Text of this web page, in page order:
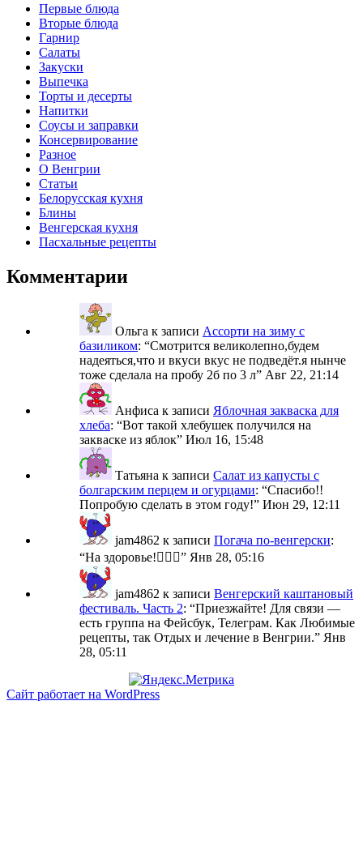
Первые блюда
Вторые блюда
Гарнир
Салаты
Закуски
Выпечка
Торты и десерты
Напитки
Соусы и заправки
Консервирование
Разное
О Венгрии
Статьи
Белорусская кухня
Блины
Венгерская кухня
Пасхальные рецепты
Комментарии
Ольга к записи Ассорти на зиму с
базиликом: “Смотрится великолепно,будем
надеяться,что и вкуси вкус не подведёт.я нынче
тоже сделала на пробу 2б по 3 л” Авг 22, 21:14
Анфиса к записи Яблочная закваска для
хлеба: “Вот такой хлебушек получился на
закваске из яблок” Июл 16, 15:48
Татьяна к записи Салат из капусты с
болгарским перцем и огурцами: “Спасибо!!
Попробую сделать в этом году!” Июн 29, 12:11
jam4862 к записи Погача по-венгерски:
“На здоровье!🙋🏼‍♀️” Янв 28, 05:16
jam4862 к записи Венгерский каштановый
фестиваль. Часть 2: “Приезжайте! Для связи —
есть группа на Фейсбук, Телеграм. Как Любимые
рецепты, так Отдых и лечение в Венгрии.” Янв
28, 05:11
Сайт работает на WordPress